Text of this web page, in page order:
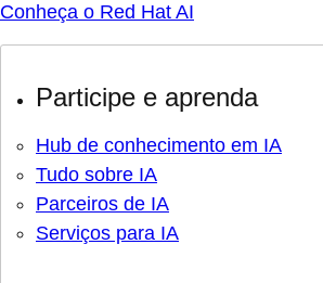
Conheça o Red Hat AI
Participe e aprenda
Hub de conhecimento em IA
Tudo sobre IA
Parceiros de IA
Serviços para IA